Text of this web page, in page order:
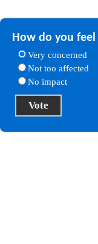
How do you
Very concerned
Not too affected
No impact